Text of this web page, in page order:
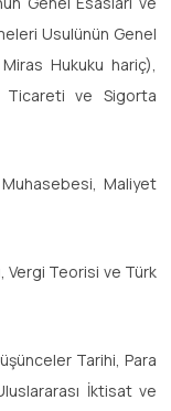
Usulünün Genel
Hukuku hariç),
Ticareti ve Sigorta
Maliyet
Vergi Teorisi ve Türk
Tarihi, Para
İktisat ve